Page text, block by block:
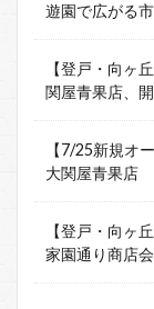
遊園で広がる
【登戸・向ヶ
関屋青果店、
【7/25新規オ
大関屋青果店
【登戸・向ヶ
家園通り商店